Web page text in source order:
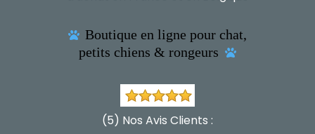
 Boutique en ligne pour chat,
petits chiens & rongeurs

(5) Nos Avis Clients :